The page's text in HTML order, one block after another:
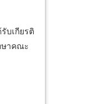
บเกียรติ
ษาคณะ